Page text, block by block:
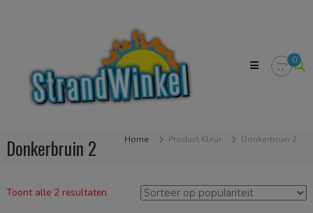
zodat
strandgevoel
in
huis
0
Donkerbruin 2 Home Product Kleur Donkerbruin 2
Toont alle 2 resultatenGesorteerd